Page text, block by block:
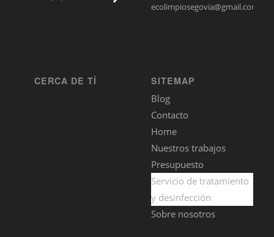
ecolimpiosegovia@gmail.com
CERCA DE TÍ
SITEMAP
Blog
Contacto
Home
Nuestros trabajos
Presupuesto
Servicio de tratamiento
y desinfección
Sobre nosotros